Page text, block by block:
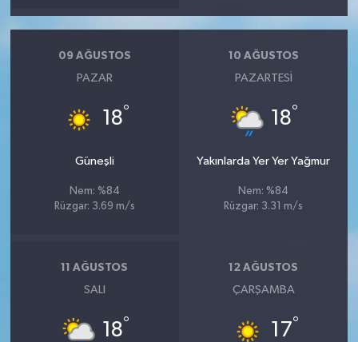
09 AĞUSTOS
PAZAR
18°
Güneşli
Nem: %84
Rüzgar: 3.69 m/s
10 AĞUSTOS
PAZARTESI
18°
Yakınlarda Yer Yer Yağmur
Nem: %84
Rüzgar: 3.31 m/s
11 AĞUSTOS
SALI
18°
12 AĞUSTOS
ÇARŞAMBA
17°